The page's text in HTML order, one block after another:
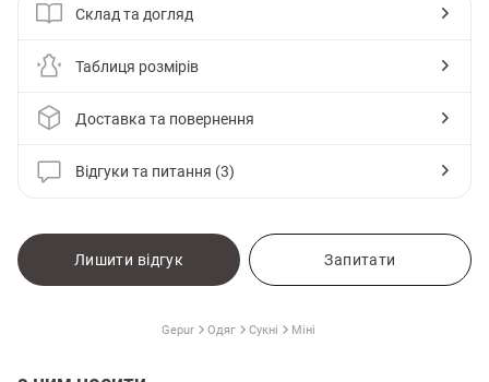
Склад та догляд
Таблиця розмірів
Доставка та повернення
Відгуки та питання (3)
Лишити відгук Запитати
Gepur Одяг Сукні Міні